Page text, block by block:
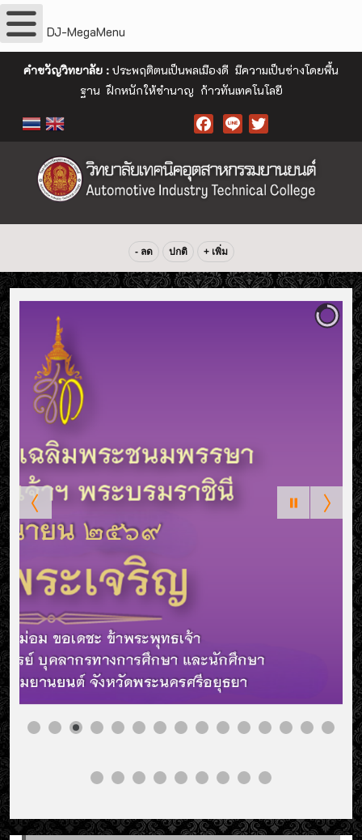
DJ-MegaMenu
คำขวัญวิทยาลัย : ประพฤติตนเป็นพลเมืองดี มีความเป็นช่างโดยพื้น
ฐาน ฝึกหนักให้ชำนาญ ก้าวทันเทคโนโลยี
- ลด ปกติ + เพิ่ม